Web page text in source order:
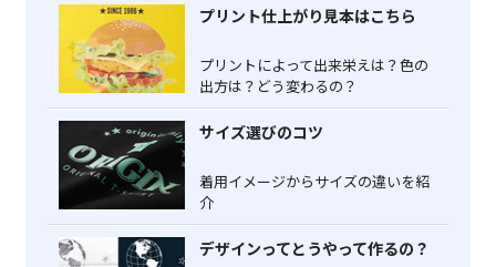
プリント仕上がり見本はこちら
プリントによって出来栄えは？色の
出方は？どう変わるの？
サイズ選びのコツ
着用イメージからサイズの違いを紹
介
デザインってとうやって作るの？